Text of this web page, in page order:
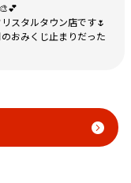
スタルタウン店です🌷
おみくじ止まりだった